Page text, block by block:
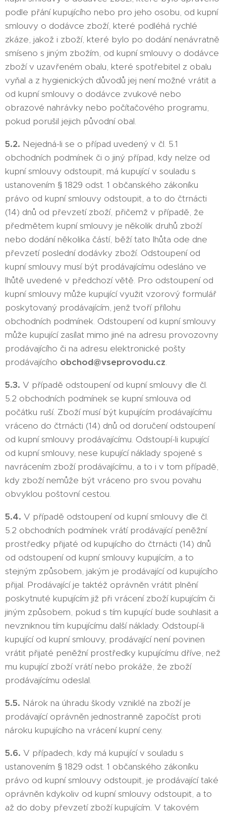
podle přání kupujícího nebo pro jeho osobu, od kupní
smlouvy o dodávce zboží, které podléhá rychlé
zkáze, jakož i zboží, které bylo po dodání nenávratně
smíseno s jiným zbožím, od kupní smlouvy o dodávce
zboží v uzavřeném obalu, které spotřebitel z obalu
vyňal a z hygienických důvodů jej není možné vrátit a
od kupní smlouvy o dodávce zvukové nebo
obrazové nahrávky nebo počítačového programu,
pokud porušil jejich původní obal.
5.2. Nejedná-li se o případ uvedený v čl. 5.1
obchodních podmínek či o jiný případ, kdy nelze od
kupní smlouvy odstoupit, má kupující v souladu s
ustanovením § 1829 odst. 1 občanského zákoníku
právo od kupní smlouvy odstoupit, a to do čtrnácti
(14) dnů od převzetí zboží, přičemž v případě, že
předmětem kupní smlouvy je několik druhů zboží
nebo dodání několika částí, běží tato lhůta ode dne
převzetí poslední dodávky zboží. Odstoupení od
kupní smlouvy musí být prodávajícímu odesláno ve
lhůtě uvedené v předchozí větě. Pro odstoupení od
kupní smlouvy může kupující využit vzorový formulář
poskytovaný prodávajícím, jenž tvoří přílohu
obchodních podmínek. Odstoupení od kupní smlouvy
může kupující zasílat mimo jiné na adresu provozovny
prodávajícího či na adresu elektronické pošty
prodávajícího obchod@vseprovodu.cz.
5.3. V případě odstoupení od kupní smlouvy dle čl.
5.2 obchodních podmínek se kupní smlouva od
počátku ruší. Zboží musí být kupujícím prodávajícímu
vráceno do čtrnácti (14) dnů od doručení odstoupení
od kupní smlouvy prodávajícímu. Odstoupí-li kupující
od kupní smlouvy, nese kupující náklady spojené s
navrácením zboží prodávajícímu, a to i v tom případě,
kdy zboží nemůže být vráceno pro svou povahu
obvyklou poštovní cestou.
5.4. V případě odstoupení od kupní smlouvy dle čl.
5.2 obchodních podmínek vrátí prodávající peněžní
prostředky přijaté od kupujícího do čtrnácti (14) dnů
od odstoupení od kupní smlouvy kupujícím, a to
stejným způsobem, jakým je prodávající od kupujícího
přijal. Prodávající je taktéž oprávněn vrátit plnění
poskytnuté kupujícím již při vrácení zboží kupujícím či
jiným způsobem, pokud s tím kupující bude souhlasit a
nevzniknou tím kupujícímu další náklady. Odstoupí-li
kupující od kupní smlouvy, prodávající není povinen
vrátit přijaté peněžní prostředky kupujícímu dříve, než
mu kupující zboží vrátí nebo prokáže, že zboží
prodávajícímu odeslal.
5.5. Nárok na úhradu škody vzniklé na zboží je
prodávající oprávněn jednostranně započíst proti
nároku kupujícího na vrácení kupní ceny.
5.6. V případech, kdy má kupující v souladu s
ustanovením § 1829 odst. 1 občanského zákoníku
právo od kupní smlouvy odstoupit, je prodávající také
oprávněn kdykoliv od kupní smlouvy odstoupit, a to
až do doby převzetí zboží kupujícím. V takovém